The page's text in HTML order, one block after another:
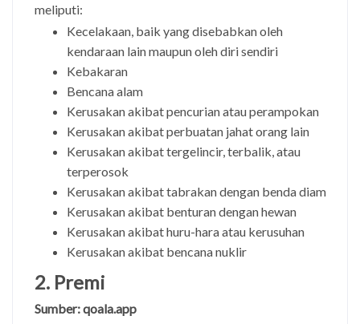
meliputi:
Kecelakaan, baik yang disebabkan oleh
kendaraan lain maupun oleh diri sendiri
Kebakaran
Bencana alam
Kerusakan akibat pencurian atau perampokan
Kerusakan akibat perbuatan jahat orang lain
Kerusakan akibat tergelincir, terbalik, atau
terperosok
Kerusakan akibat tabrakan dengan benda diam
Kerusakan akibat benturan dengan hewan
Kerusakan akibat huru-hara atau kerusuhan
Kerusakan akibat bencana nuklir
2. Premi
Sumber: qoala.app